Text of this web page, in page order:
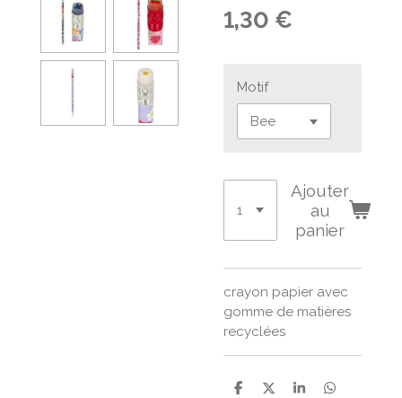
1,30 €
Motif
Ajouter
au
panier
crayon papier avec
gomme de matières
recyclées
P P P P